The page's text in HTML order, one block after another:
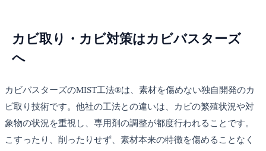
カビ取り・カビ対策はカビバスターズ
へ
カビバスターズのMIST工法®は、素材を傷めない独自開発のカ
ビ取り技術です。他社の工法との違いは、カビの繁殖状況や対
象物の状況を重視し、専用剤の調整が都度行われることです。
こすったり、削ったりせず、素材本来の特徴を傷めることなく